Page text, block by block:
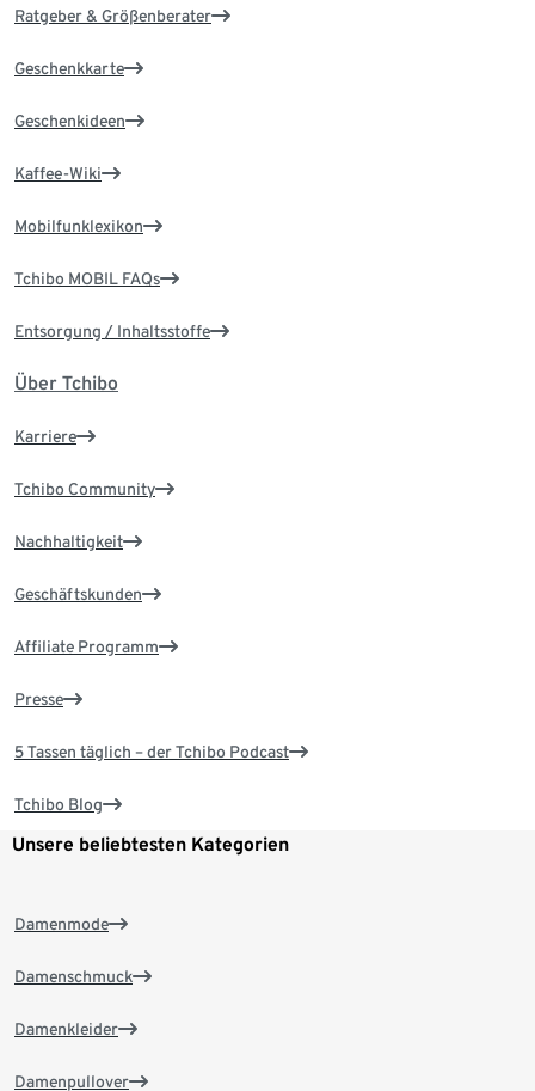
Ratgeber & Größenberater
Geschenkkarte
Geschenkideen
Kaffee-Wiki
Mobilfunklexikon
Tchibo MOBIL FAQs
Entsorgung / Inhaltsstoffe
Über Tchibo
Karriere
Tchibo Community
Nachhaltigkeit
Geschäftskunden
Affiliate Programm
Presse
5 Tassen täglich – der Tchibo Podcast
Tchibo Blog
Unsere beliebtesten Kategorien
Damenmode
Damenschmuck
Damenkleider
Damenpullover